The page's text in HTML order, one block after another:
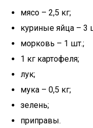
мясо – 2,5 кг;
куриные яйца – 3
морковь – 1 шт.;
1 кг картофеля;
лук;
мука – 0,5 кг;
зелень;
приправы.